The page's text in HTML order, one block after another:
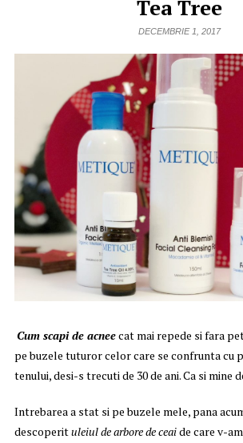
Tea Tree
DECEMBRIE 1, 2017
Cum scapi de acneecat mai repede si fara
pe buzele tuturor celor care se confrunta cu
tenului, desi-s trecuti de 30 de ani. Ca si mine
Intrebarea a stat si pe buzele mele, pana
descoperituleiul de arbore de ceaide care v-